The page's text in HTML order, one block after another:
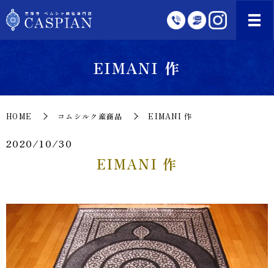
EIMANI 作
HOME コムシルク産商品 EIMANI 作
2020/10/30
EIMANI 作